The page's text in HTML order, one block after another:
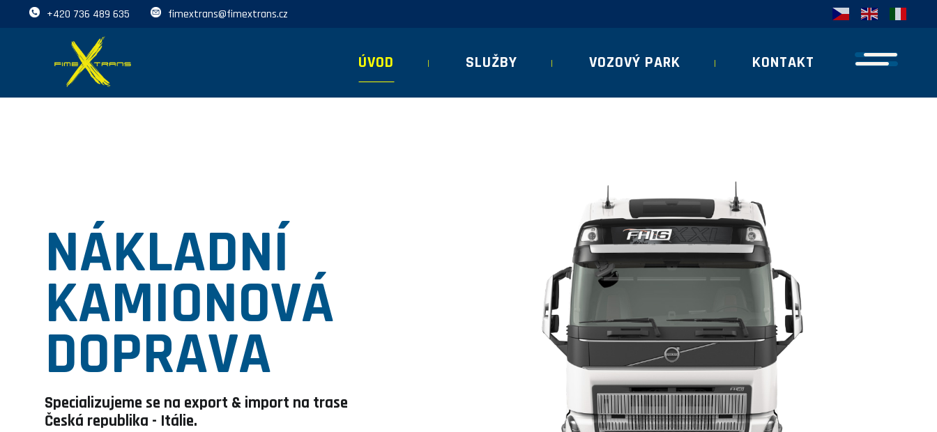
+420 736 489 635 fimextrans@fimextrans.cz
ÚVOD SLUŽBY VOZOVÝ PARK KONTAKT
NÁKLADNÍ
KAMIONOVÁ
DOPRAVA
Specializujeme se na export & import na trase
Česká republika - Itálie.